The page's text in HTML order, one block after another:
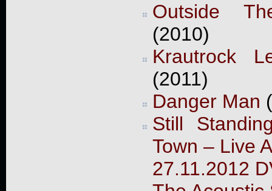
Outside
(2010)
Krautrock
(2011)
Danger Man
Still
Town – Live
27.11.2012